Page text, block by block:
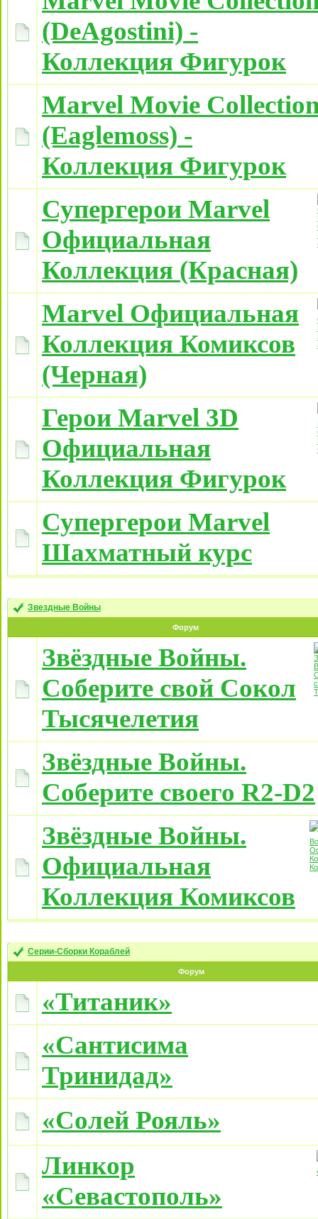
(DeAgostini) -
Коллекция Фигурок
Marvel Movie
(Eaglemoss) -
Коллекция Фигурок
Супергерои Marvel
Официальная
Коллекция (Красная)
Marvel Официальная
Коллекция Комиксов
(Черная)
Герои Marvel 3D
Официальная
Коллекция Фигурок
Супергерои Marvel
Шахматный курс
Звездные Войны
Форум
Звёздные Войны.
Соберите свой Сокол
Тысячелетия
Звёздные Войны.
Соберите своего R2-D2
Звёздные Войны.
Официальная
Коллекция Комиксов
Серии-Сборки Кораблей
Форум
«Титаник»
«Сантисима
Тринидад»
«Солей Рояль»
Линкор
«Севастополь»